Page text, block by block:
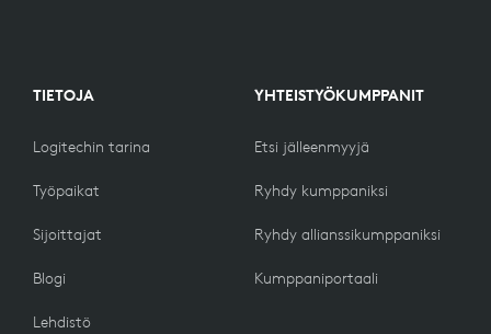
TIETOJA
Logitechin tarina
Työpaikat
Sijoittajat
Blogi
Lehdistö
YHTEISTYÖKUMPPANIT
Etsi jälleenmyyjä
Ryhdy kumppaniksi
Ryhdy allianssikumppaniksi
Kumppaniportaali